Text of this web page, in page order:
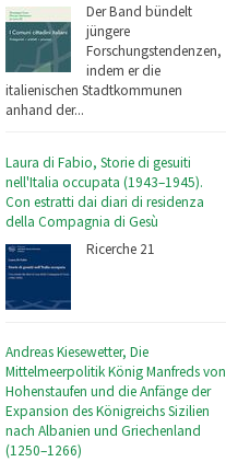
Der Band bündelt
jüngere
Forschungstendenzen,
indem er die
italienischen Stadtkommunen
anhand der...
Laura di Fabio, Storie di gesuiti
nell'Italia occupata (1943–1945).
Con estratti dai diari di residenza
della Compagnia di Gesù
Ricerche 21
Andreas Kiesewetter, Die
Mittelmeerpolitik König Manfreds von
Hohenstaufen und die Anfänge der
Expansion des Königreichs Sizilien
nach Albanien und Griechenland
(1250–1266)